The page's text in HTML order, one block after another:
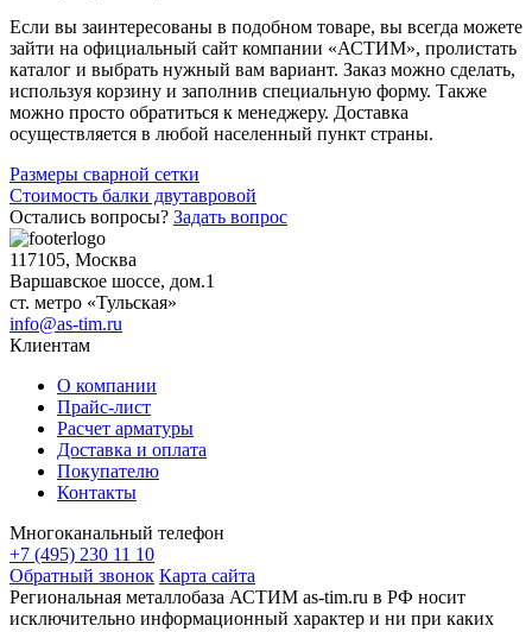
Если вы заинтересованы в подобном товаре, вы всегда можете
зайти на официальный сайт компании «АСТИМ», пролистать
каталог и выбрать нужный вам вариант. Заказ можно сделать,
используя корзину и заполнив специальную форму. Также
можно просто обратиться к менеджеру. Доставка
осуществляется в любой населенный пункт страны.
Навигация
по
записям
Размеры сварной сетки
Стоимость балки двутавровой
Остались вопросы? Задать вопрос
117105, Москва
Варшавское шоссе, дом.1
ст. метро «Тульская»
info@as-tim.ru
Клиентам
О компании
Прайс-лист
Расчет арматуры
Доставка и оплата
Покупателю
Контакты
Многоканальный телефон
+7 (495) 230 11 10
Обратный звонок Карта сайта
Региональная металлобаза АСТИМ as-tim.ru в РФ носит
исключительно информационный характер и ни при каких